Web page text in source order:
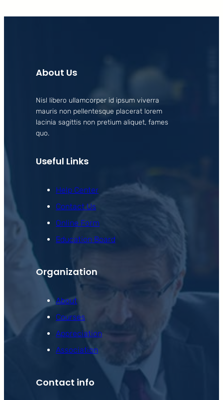
About Us
Nisl libero ullamcorper id ipsum viverra
mauris non pellentesque placerat lorem
lacinia sagittis non pretium aliquet, fames
quo.
Useful Links
Help Center
Contact Us
Online Form
Education Board
Organization
About
Courses
Appreciation
Association
Contact info